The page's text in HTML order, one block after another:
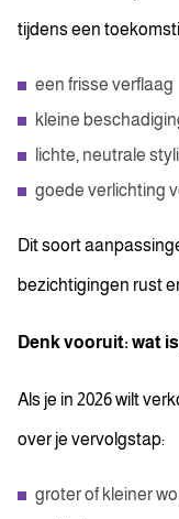
tijdens een
een frisse verflaag
kleine
lichte, neutrale
goede verlichting
Dit soort
bezichtigingen rust
Denk vooruit: wat
Als je in 2026 wilt
over je vervolgstap:
groter of kleiner